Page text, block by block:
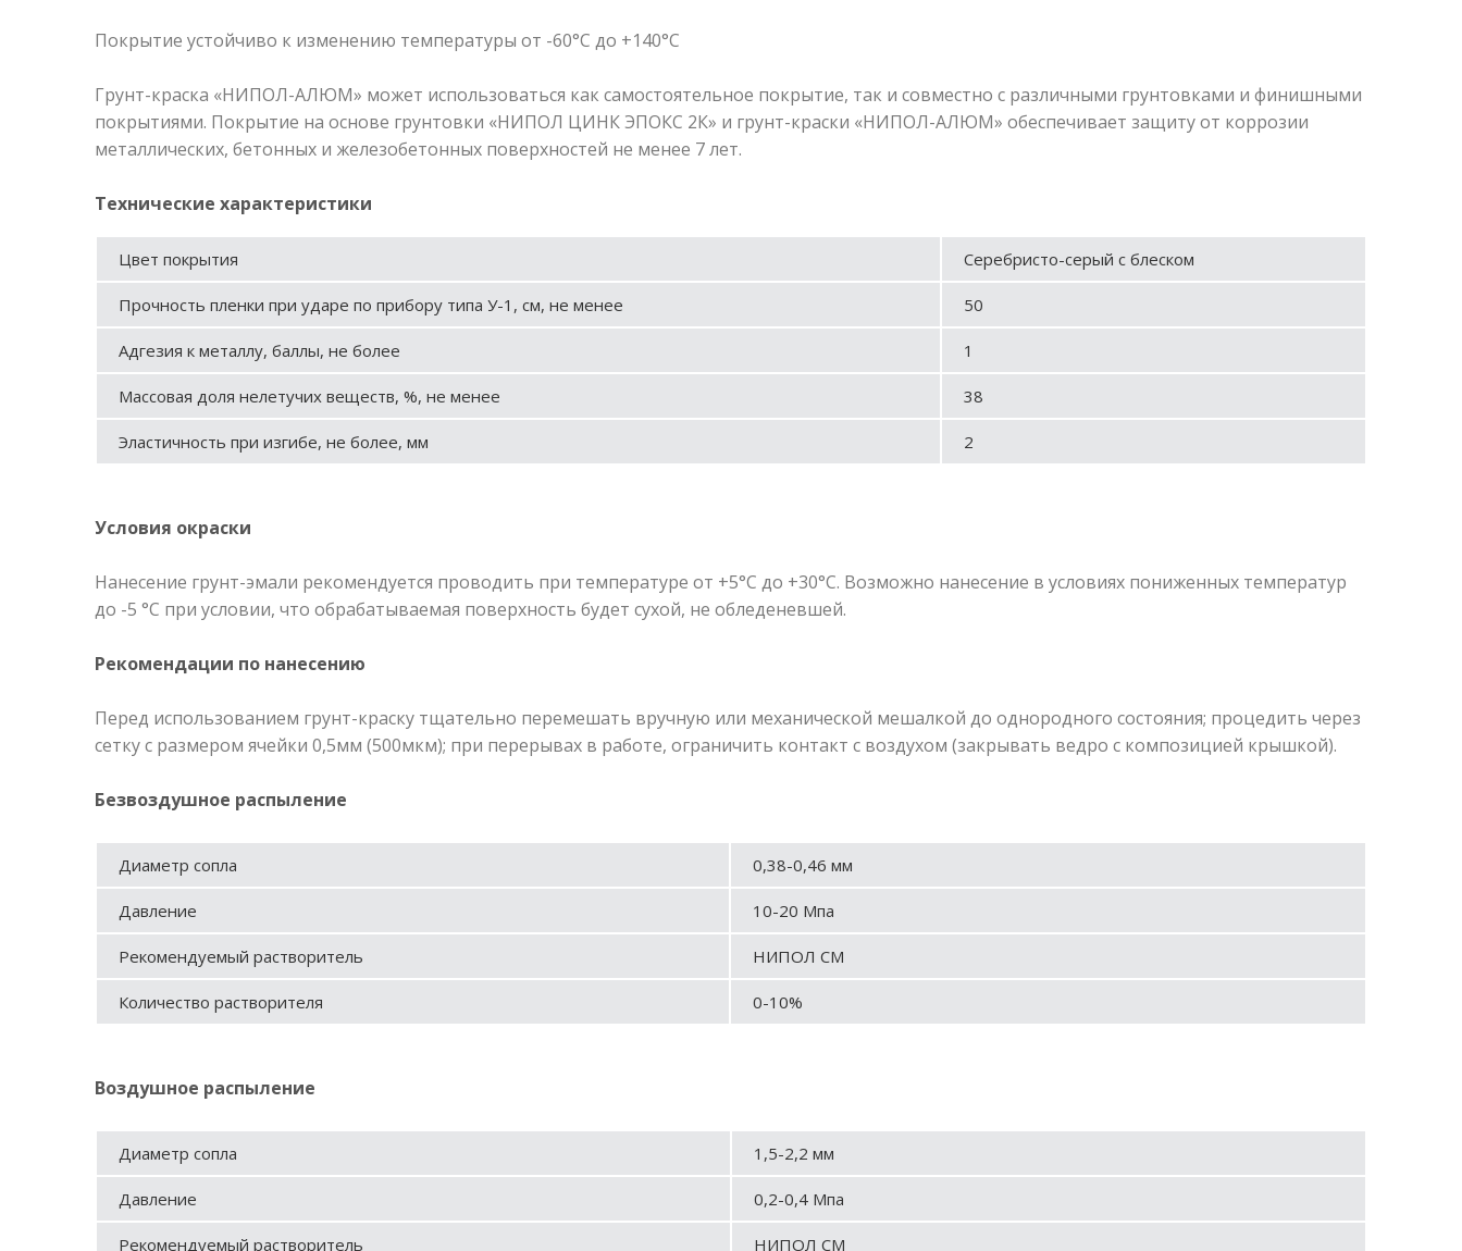
Покрытие устойчиво к изменению температуры от -60°С до +140°С
Грунт-краска «НИПОЛ-АЛЮМ» может использоваться как самостоятельное покрытие, так и совместно с различными грунтовками и финишными
покрытиями. Покрытие на основе грунтовки «НИПОЛ ЦИНК ЭПОКС 2К» и грунт-краски «НИПОЛ-АЛЮМ» обеспечивает защиту от коррозии
металлических, бетонных и железобетонных поверхностей не менее 7 лет.
Технические характеристики
Цвет покрытия Серебристо-серый с блеском
Прочность пленки при ударе по прибору типа У-1, см, не менее 50
Адгезия к металлу, баллы, не более 1
Массовая доля нелетучих веществ, %, не менее 38
Эластичность при изгибе, не более, мм 2
Условия окраски
Нанесение грунт-эмали рекомендуется проводить при температуре от +5°С до +30°С. Возможно нанесение в условиях пониженных температур
до -5 °С при условии, что обрабатываемая поверхность будет сухой, не обледеневшей.
Рекомендации по нанесению
Перед использованием грунт-краску тщательно перемешать вручную или механической мешалкой до однородного состояния; процедить через
сетку с размером ячейки 0,5мм (500мкм); при перерывах в работе, ограничить контакт с воздухом (закрывать ведро с композицией крышкой).
Безвоздушное распыление
Диаметр сопла 0,38-0,46 мм
Давление 10-20 Мпа
Рекомендуемый растворитель НИПОЛ СМ
Количество растворителя 0-10%
Воздушное распыление
Диаметр сопла 1,5-2,2 мм
Давление 0,2-0,4 Мпа
Рекомендуемый растворитель НИПОЛ СМ